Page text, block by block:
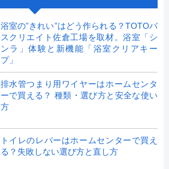
浴室の”きれい”はどう作られる？TOTOバ
スクリエイト佐倉工場を取材。浴室「シ
ンラ」体験と新機能「浴室クリアキー
プ」
排水管つまり用ワイヤーはホームセンタ
ーで買える？ 種類・選び方と安全な使い
方
トイレのレバーはホームセンターで買え
る？失敗しない選び方と直し方